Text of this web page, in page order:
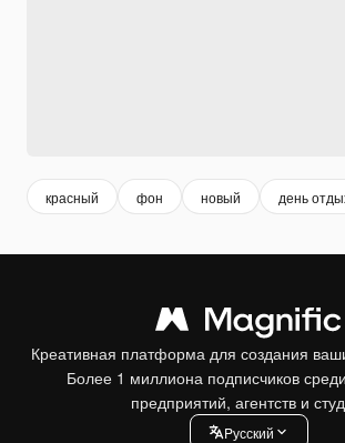
красный фон новый день
Креативная платформа для создания
Более 1 миллиона подписчиков
предприятий, агентств и
Pусский